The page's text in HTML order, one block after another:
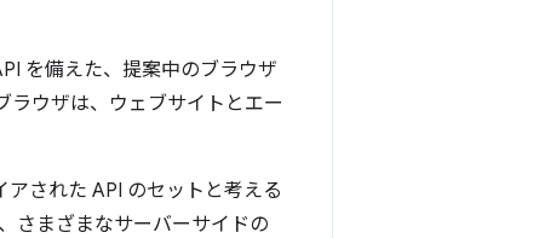
を備えた、提案中のブラウザ
ラウザは、ウェブサイトとエー
された API のセットと考える
さまざまなサーバーサイドの